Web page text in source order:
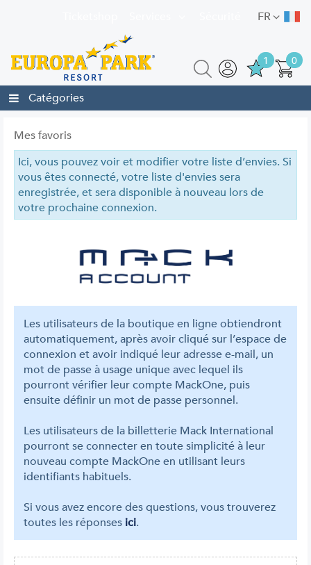
FR
0
1
Catégories
Mes favoris
Ici, vous pouvez voir et modifier votre liste d’envies. Si
vous êtes connecté, votre liste d'envies sera
enregistrée, et sera disponible à nouveau lors de
votre prochaine connexion.
Les utilisateurs de la boutique en ligne obtiendront
automatiquement, après avoir cliqué sur l’espace de
connexion et avoir indiqué leur adresse e-mail, un
mot de passe à usage unique avec lequel ils
pourront vérifier leur compte MackOne, puis
ensuite définir un mot de passe personnel.
Les utilisateurs de la billetterie Mack International
pourront se connecter en toute simplicité à leur
nouveau compte MackOne en utilisant leurs
identifiants habituels.
Si vous avez encore des questions, vous trouverez
toutes les réponses ici.